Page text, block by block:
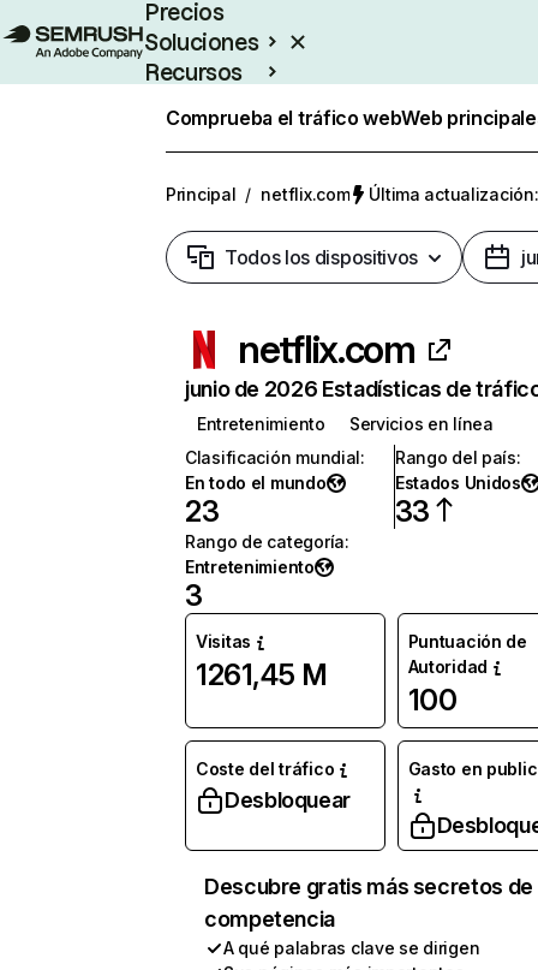
Precios
Soluciones
Recursos
Comprueba el tráfico webWeb
Principal / netflix.com Última
Todos los dispositivos
netflix.com
junio de 2026 Estadísticas de
Entretenimiento
Servicios en línea
Clasificación mundial:
En todo el mundo
23
Rango del país:
Estados Unidos
33
Rango de categoría:
Entretenimiento
3
Visitas
1261,45 M
Puntuación de
Autoridad
100
Coste del tráfico
Desbloquear
Gasto en
Descubre gratis más secretos de
competencia
A qué palabras clave se dirigen